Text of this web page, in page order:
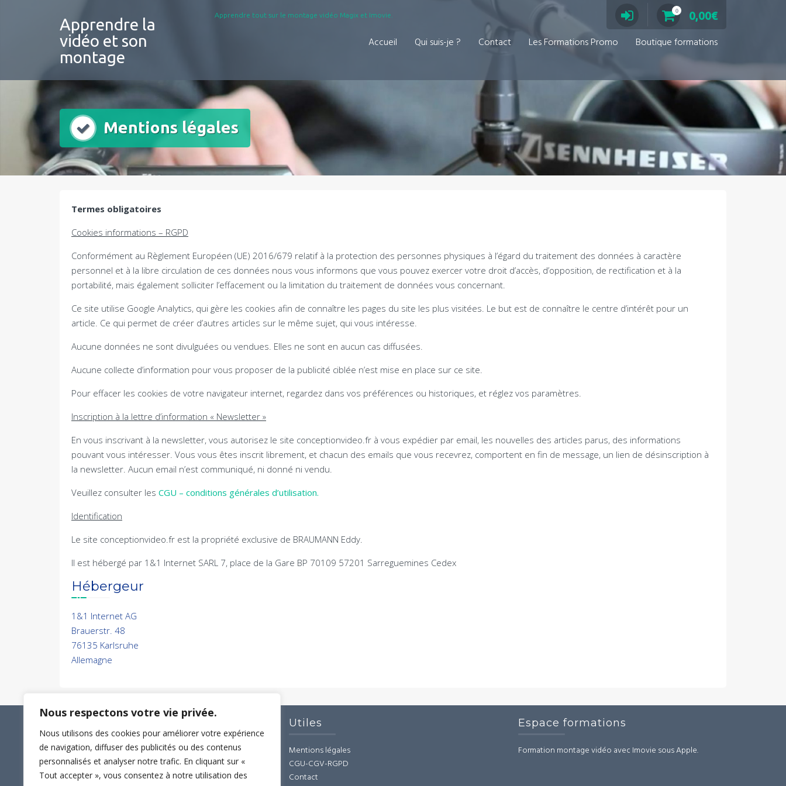
Nous respectons votre vie privée.
Nous utilisons des cookies pour améliorer votre expérience
de navigation, diffuser des publicités ou des contenus
personnalisés et analyser notre trafic. En cliquant sur «
Tout accepter », vous consentez à notre utilisation des
Apprendre la
vidéo et son
montage
Apprendre tout sur le montage vidéo Magix et Imovie.
0 0,00€
Accueil Qui suis-je ? Contact Les Formations Promo Boutique formations
Mentions légales
Termes obligatoires
Cookies informations – RGPD
Conformément au Règlement Européen (UE) 2016/679 relatif à la protection des personnes physiques à l’égard du traitement des données à caractère
personnel et à la libre circulation de ces données nous vous informons que vous pouvez exercer votre droit d’accès, d’opposition, de rectification et à la
portabilité, mais également solliciter l’effacement ou la limitation du traitement de données vous concernant.
Ce site utilise Google Analytics, qui gère les cookies afin de connaître les pages du site les plus visitées. Le but est de connaître le centre d’intérêt pour un
article. Ce qui permet de créer d’autres articles sur le même sujet, qui vous intéresse.
Aucune données ne sont divulguées ou vendues. Elles ne sont en aucun cas diffusées.
Aucune collecte d’information pour vous proposer de la publicité ciblée n’est mise en place sur ce site.
Pour effacer les cookies de votre navigateur internet, regardez dans vos préférences ou historiques, et réglez vos paramètres.
Inscription à la lettre d’information « Newsletter »
En vous inscrivant à la newsletter, vous autorisez le site conceptionvideo.fr à vous expédier par email, les nouvelles des articles parus, des informations
pouvant vous intéresser. Vous vous êtes inscrit librement, et chacun des emails que vous recevrez, comportent en fin de message, un lien de désinscription à
la newsletter. Aucun email n’est communiqué, ni donné ni vendu.
Veuillez consulter les CGU – conditions générales d’utilisation.
Identification
Le site conceptionvideo.fr est la propriété exclusive de BRAUMANN Eddy.
Il est hébergé par 1&1 Internet SARL 7, place de la Gare BP 70109 57201 Sarreguemines Cedex
Hébergeur
1&1 Internet AG
Brauerstr. 48
76135 Karlsruhe
Allemagne
Utiles
Mentions légales
CGU-CGV-RGPD
Contact
Espace formations
Formation montage vidéo avec Imovie sous Apple.